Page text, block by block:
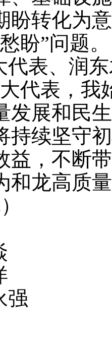
盼转化为
盼”问题。
代表、润
代表，我
发展和民
持续坚守
益，不断
和龙高质
强